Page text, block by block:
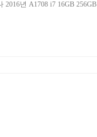
2016년 A1708 i7 16GB 256GB